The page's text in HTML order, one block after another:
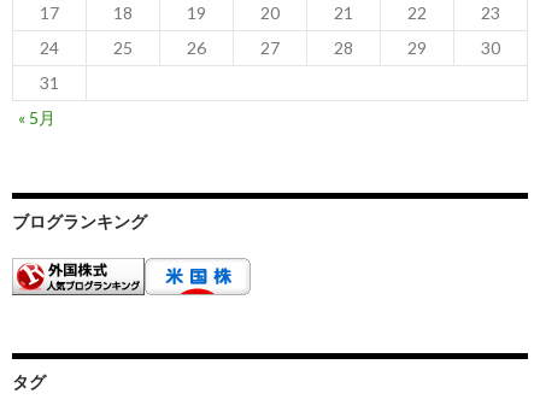
17
18 19 20 21 22
23
24
25 26 27 28 29
30
31
« 5月
ブログランキング
タグ